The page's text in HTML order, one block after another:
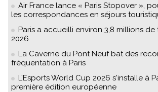
Air France lance « Paris Stopover »,
les correspondances en séjours
Paris a accueilli environ 3,8 millions de
2026
La Caverne du Pont Neuf bat des
fréquentation à Paris
L’Esports World Cup 2026 s'installe à
première édition européenne